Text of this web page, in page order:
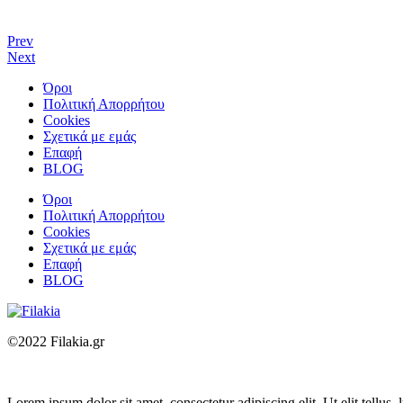
Prev
Next
Όροι
Πολιτική Απορρήτου
Cookies
Σχετικά με εμάς
Επαφή
BLOG
Όροι
Πολιτική Απορρήτου
Cookies
Σχετικά με εμάς
Επαφή
BLOG
©2022 Filakia.gr